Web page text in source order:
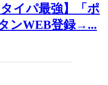
タイパ最強】「ポ
ンWEB登録→...